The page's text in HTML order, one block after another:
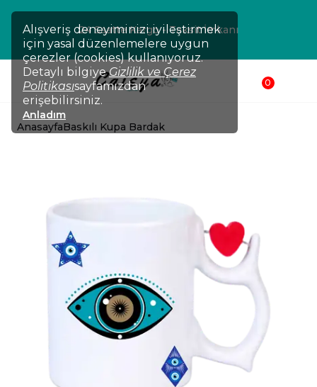
Alışveriş deneyiminizi iyileştirmek
için yasal düzenlemelere uygun
çerezler (cookies) kullanıyoruz.
Detaylı bilgiye Gizlilik ve Çerez
Politikasısayfamızdan
erişebilirsiniz.
Anladım
24 Saatte Kargo - Taksit İmkanı
0
AnasayfaBaskılı Kupa Bardak